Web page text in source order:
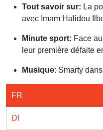
Tout savoir sur: La
avec Imam Halidou
Minute sport: Face
leur première défaite
Musique: Smarty
FR
DI